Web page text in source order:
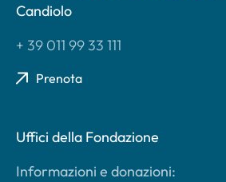
Candiolo
+ 39 011 99 33 111
Prenota
Uffici della Fondazione
Informazioni e donazioni: